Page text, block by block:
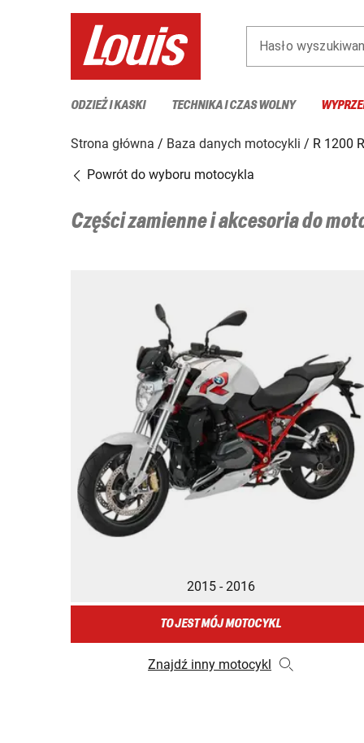
Hasło
ODZIEŻ I KASKI TECHNIKA I CZAS WOLNY
Strona główna Baza danych motocykli
R 1200
Powrót do wyboru motocykla
Części zamienne i akcesoria do
2015 - 2016
TO JEST MÓJ MOTOCYKL
Znajdź inny motocykl